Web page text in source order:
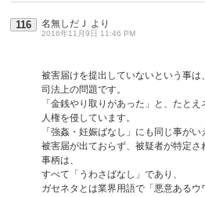
116 名無しだＪ より
2016年11月9日 11:46 PM
被害届けを提出していないという事は
司法上の問題です。
「金銭やり取りがあった」と、たとえ
人権を侵しています。
「強姦・妊娠ばなし」にも同じ事がい
被害届が出ておらず、被疑者が特定
事柄は、
すべて「うわさばなし」であり、
ガセネタとは業界用語で「悪意あるウ